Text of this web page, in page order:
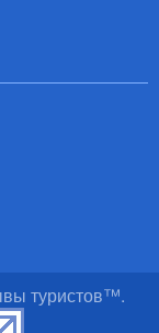
туристов™.